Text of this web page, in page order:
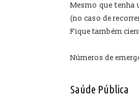
Mesmo que tenha
(no caso de
Fique também
Números de
Saúde Pública